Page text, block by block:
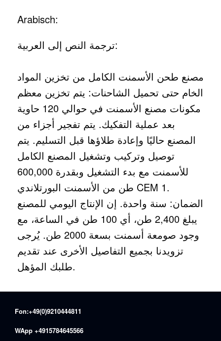
Arabisch:
ترجمة النص إلى العربية:
مصنع طحن الأسمنت الكامل من تخزين المواد
الخام حتى تحميل الشاحنات: يتم تخزين معظم
مكونات مصنع الأسمنت في حوالي 120 حاوية
بعد عملية التفكيك. يتم تفجير أجزاء من
المصنع حاليًا وإعادة طلاؤها قبل التسليم. يتم
توصيل وتركيب وتشغيل المصنع الكامل
للأسمنت مع بدء التشغيل وبقدرة 600,000
طن من الأسمنت البورتلاندي CEM 1.
الضمان: سنة واحدة. إن الإنتاج اليومي للمصنع
يبلغ 2,400 طن، أي 100 طن في الساعة، مع
وجود صومعة أسمنت بسعة 2000 طن. يُرجى
تزويدنا بجميع التفاصيل الأخرى عند تقديم
طلبك المؤهل.
Fon:+49(0)9210444811
WApp +4915784645566